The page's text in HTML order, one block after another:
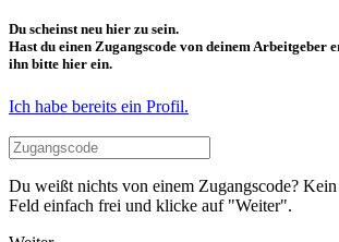
Du scheinst neu hier zu sein.
Hast du einen Zugangscode von deinem Arbeitgeber
ihn bitte hier ein.
Ich habe bereits ein Profil.
Du weißt nichts von einem Zugangscode?
Feld einfach frei und klicke auf "Weiter".